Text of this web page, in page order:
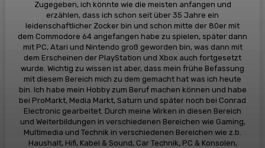
Zugegeben, ich könnte wie die meisten anfangen und
erzählen, dass ich schon seit über 35 Jahre ein
leidenschaftlicher Zocker bin und schon mitte der 80er mit
dem Commodore 64 angefangen habe zu spielen, später dann
mit PC, Atari und Nintendo groß geworden bin, was dann mit
dem Erscheinen der PlayStation und Xbox auch fortgesetzt
wurde. Wichtig zu wissen ist aber, dass mein frühe Befassung
mit diesem Bereich mich zu dem gemacht hat was ich heute
bin. Ich habe mein Hobby zum Beruf machen können und habe
bei ProMarkt, Media Markt, Saturn und später noch bei Conrad
Electronic gearbeitet. Durch meine Wirken in diesen Bereich
und Weiterbildungen in verschiedenen Bereichen wie Gaming,
Multimedia und Technik in verschiedenen Bereichen wie z.b.
Haushalt, Hifi, Kabel & Sound, Car Technik, PC & Konsolen,